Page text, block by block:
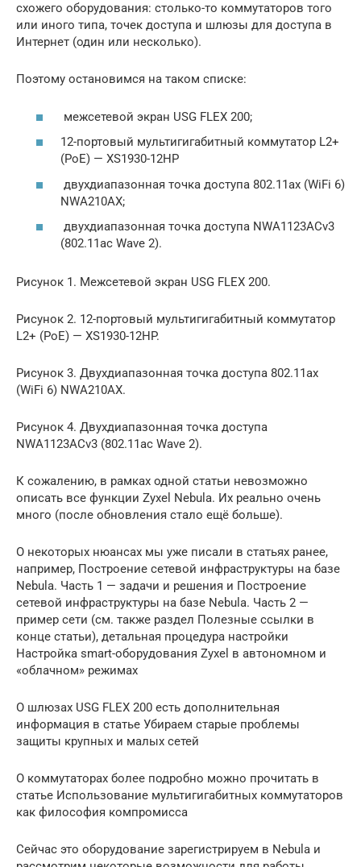
схожего оборудования: столько-то коммутаторов того
или иного типа, точек доступа и шлюзы для доступа в
Интернет (один или несколько).
Поэтому остановимся на таком списке:
межсетевой экран USG FLEX 200;
12-портовый мультигигабитный коммутатор L2+
(PoE) — XS1930-12HP
двухдиапазонная точка доступа 802.11ax (WiFi 6)
NWA210AX;
двухдиапазонная точка доступа NWA1123ACv3
(802.11aс Wave 2).
Рисунок 1. Межсетевой экран USG FLEX 200.
Рисунок 2. 12-портовый мультигигабитный коммутатор
L2+ (PoE) — XS1930-12HP.
Рисунок 3. Двухдиапазонная точка доступа 802.11ax
(WiFi 6) NWA210AX.
Рисунок 4. Двухдиапазонная точка доступа
NWA1123ACv3 (802.11aс Wave 2).
К сожалению, в рамках одной статьи невозможно
описать все функции Zyxel Nebula. Их реально очень
много (после обновления стало ещё больше).
О некоторых нюансах мы уже писали в статьях ранее,
например, Построение сетевой инфраструктуры на базе
Nebula. Часть 1 — задачи и решения и Построение
сетевой инфраструктуры на базе Nebula. Часть 2 —
пример сети (см. также раздел Полезные ссылки в
конце статьи), детальная процедура настройки
Настройка smart-оборудования Zyxel в автономном и
«облачном» режимах
О шлюзах USG FLEX 200 есть дополнительная
информация в статье Убираем старые проблемы
защиты крупных и малых сетей
О коммутаторах более подробно можно прочитать в
статье Использование мультигигабитных коммутаторов
как философия компромисса
Сейчас это оборудование зарегистрируем в Nebula и